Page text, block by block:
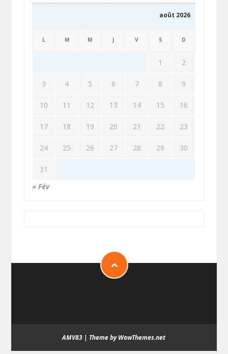
août 2026
L M M J V S D
1 2
3 4 5 6 7 8 9
10 11 12 13 14 15 16
17 18 19 20 21 22 23
24 25 26 27 28 29 30
31
« Fév
AMV83 | Theme by WowThemes.net